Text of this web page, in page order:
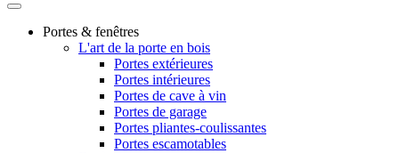
Portes & fenêtres
L'art de la porte en bois
Portes extérieures
Portes intérieures
Portes de cave à vin
Portes de garage
Portes pliantes-coulissantes
Portes escamotables